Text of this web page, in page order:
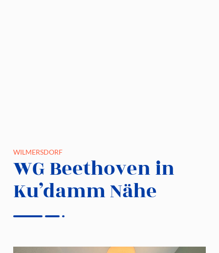
WILMERSDORF
WG Beethoven in
Ku’damm Nähe